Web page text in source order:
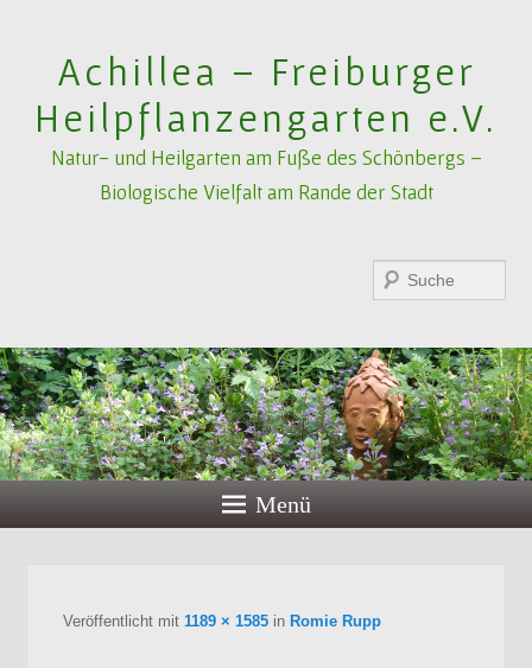
Achillea – Freiburger
Heilpflanzengarten e.V.
Natur- und Heilgarten am Fuße des Schönbergs –
Biologische Vielfalt am Rande der Stadt
Menü
Veröffentlicht mit 1189 × 1585 in Romie Rupp